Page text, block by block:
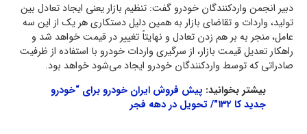
دبیر انجمن واردکنندگان خودرو گفت: تنظیم بازار یعنی ایجاد تعادل بین
تولید، واردات و تقاضای بازار به همین دلیل دستکاری هر یک از این سه
عامل، منجر به بر هم زدن تعادل و نهایتاً تغییر در قیمت خواهد شد و
راهکار تعدیل قیمت بازار، از سرگیری واردات خودرو با استفاده از ظرفیت
صادراتی که توسط واردکنندگان خودرو ایجاد می‌شود خواهد بود.
بیشتر بخوانید: پیش فروش ایران خودرو برای “خودرو
جدید کا ۱۳۲″/ تحویل در دهه فجر